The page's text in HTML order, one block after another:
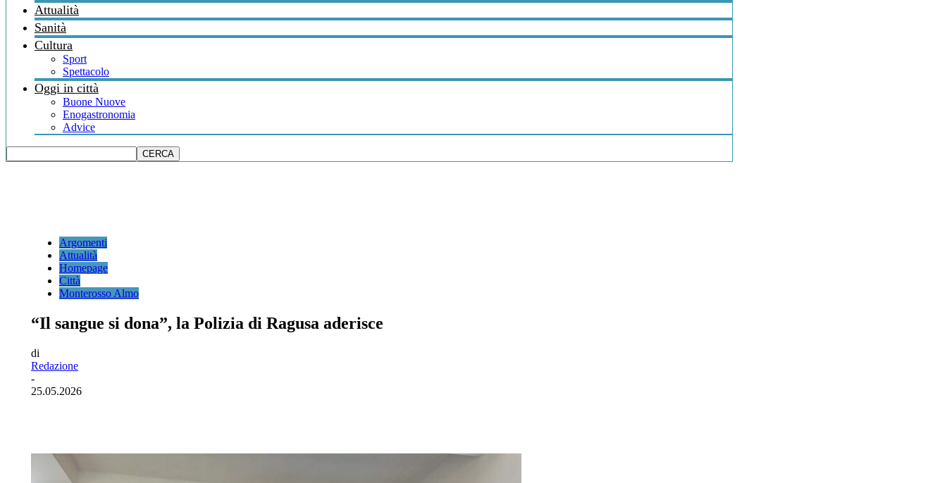
Attualità
Sanità
Cultura
Sport
Spettacolo
Oggi in città
Buone Nuove
Enogastronomia
Advice
Argomenti
Attualità
Homepage
Città
Monterosso Almo
“Il sangue si dona”, la Polizia di Ragusa aderisce
di
Redazione
-
25.05.2026